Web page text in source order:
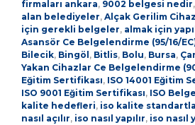
firmaları ankara, 9002 belgesi nedir,
alan belediyeler, Alçak Gerilim
için gerekli belgeler, almak için
Asansör Ce Belgelendirme (95/16/
Bilecik, Bingöl , Bitlis, Bolu, Bursa,
Yakan Cihazlar Ce Belgelendirme
Eğitim Sertifikası, ISO 14001 Eğitim
ISO 9001 Eğitim Sertifikası, ISO
kalite hedefleri, iso kalite
nasıl açılır, iso nasıl yapılır, iso nasıl